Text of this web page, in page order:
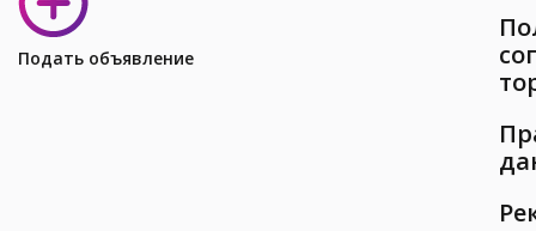
Подать объявление